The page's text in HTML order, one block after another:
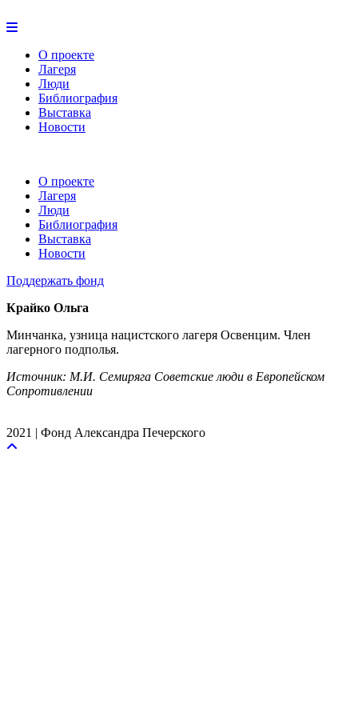
О проекте
Лагеря
Люди
Библиография
Выставка
Новости
О проекте
Лагеря
Люди
Библиография
Выставка
Новости
Поддержать фонд
Крайко Ольга
Минчанка, узница нацистского лагеря Освенцим. Член
лагерного подполья.
Источник: М.И. Семиряга Советские люди в Европейском
Сопротивлении
2021 | Фонд Александра Печерского